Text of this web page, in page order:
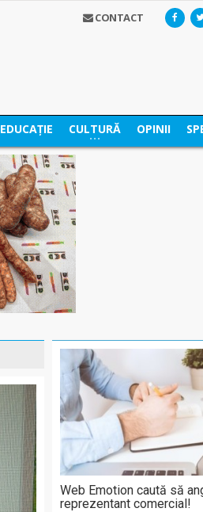
CONTACT
EDUCAȚIE CULTURĂ OPINII
Web Emotion caută să
reprezentant comercial!